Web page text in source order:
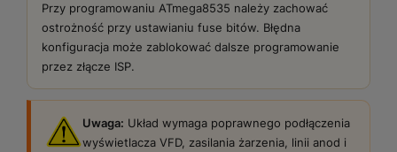
Przy programowaniu ATmega8535 należy zachować
ostrożność przy ustawianiu fuse bitów. Błędna
konfiguracja może zablokować dalsze programowanie
przez złącze ISP.
Uwaga: Układ wymaga poprawnego podłączenia
wyświetlacza VFD, zasilania żarzenia, linii anod i